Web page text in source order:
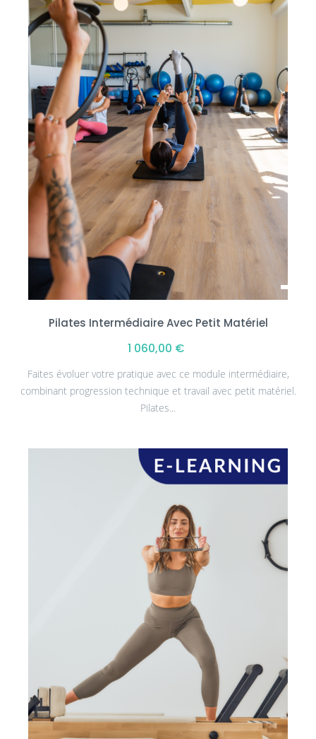
Pilates Intermédiaire Avec Petit Matériel
1 060,00 €
Faites évoluer votre pratique avec ce module intermédiaire,
combinant progression technique et travail avec petit matériel.
Pilates...